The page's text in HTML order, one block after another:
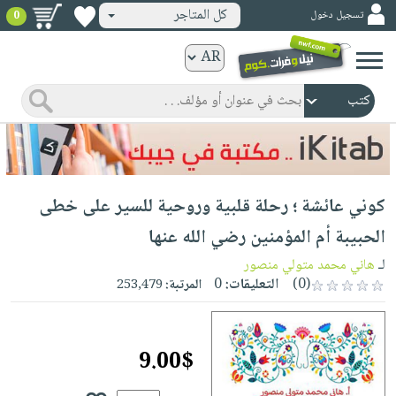
ورقية
المواضيع
صدر
حديثاً
الأكثر
مبيعاً
جوائز
شحن
مخفض
عروض
خاصة
صفحات
مشوقة
كتب
الكترونية
الرئيسية
صدر
حديثاً
الأكثر
مبيعاً
كتب
مجانية
كتب
صوتية
الصفحة
الرئيسية
masmu3
بلا
حدود
أطفال
وناشئة
الصفحةوسائل
تسجيل دخول كل المتاجر 0
كوني عائشة ؛ رحلة قلبية وروحية للسير على خطى
الحبيبة أم المؤمنين رضي الله عنها
لـهاني محمد متولي منصور
(0)
التعليقات:0 المرتبة:253,479
9.00$